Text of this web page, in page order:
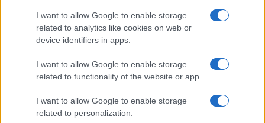
I want to allow Google to enable storage
related to analytics like cookies on web or
device identifiers in apps.
I want to allow Google to enable storage
related to functionality of the website or app.
I want to allow Google to enable storage
related to personalization.
tagját is megölik. A rajzolás, az emberábrázolás is tabu,
különösen ahol gyerekek is laknak. A csónakokat díszítik
különböző ábrákkal, ezek között van antropomorf is, de az
otthonaikban nincs semmiféle díszítés.
De a legsúlyosabb tabu a halottakhoz kapcsolódik.